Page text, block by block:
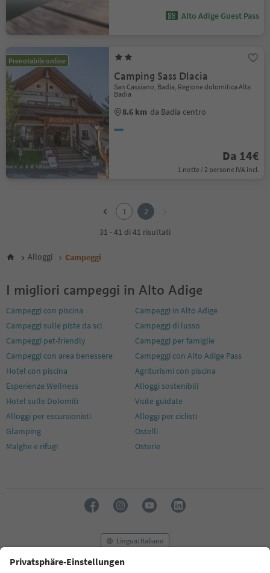
Alto Adige Guest Pass
Prenotabile online
Camping Sass Dlacia
San Cassiano, Badia, Regione dolomitica Alta
Badia
8.6 km da Badia centro
Da 14€
1 notte / 2 persone IVA incl.
1
2
31 - 41 di 41 risultati
Alloggi Campeggi
I migliori campeggi in Alto Adige
Campeggi con piscina
Campeggi in Alto Adige
Campeggi sulle piste da sci
Campeggi di lusso
Campeggi pet-friendly
Campeggi per famiglie
Campeggi con area benessere
Campeggi con Alto Adige Pass
Hotel con piscina
Agriturismi con piscina
Esperienze Wellness
Alloggi sostenibili
Hotel sulle Dolomiti
Visite guidate
Alloggi per escursionisti
Alloggi per ciclisti
Glamping
Ostelli
Malghe e rifugi
Osterie
Lingua: Italiano